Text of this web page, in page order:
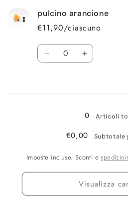
pulcino arancione
€11,90/ciascuno
Quantità
DiminuisciAumenta
0 Articoli
€0,00
Imposte incluse. Sconti e
Visualizza